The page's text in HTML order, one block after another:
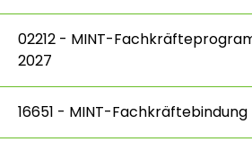
02212 - MINT-
2027
16651 - MINT-Fachkräftebindung